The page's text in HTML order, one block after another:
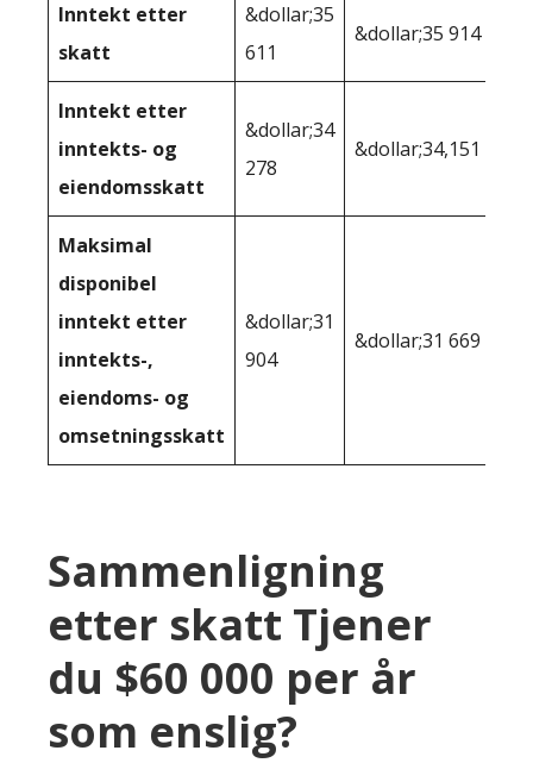
Inntekt etter
skatt
&dollar;35
611
&dollar;35 914
Inntekt etter
inntekts- og
eiendomsskatt
&dollar;34
278
&dollar;34,151
Maksimal
disponibel
inntekt etter
inntekts-,
eiendoms- og
omsetningsskatt
&dollar;31
904
&dollar;31 669
Sammenligning
etter skatt Tjener
du $60 000 per år
som enslig?